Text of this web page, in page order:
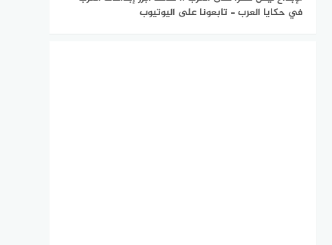
في حكايا العرب - تابعونا على اليوتيوب